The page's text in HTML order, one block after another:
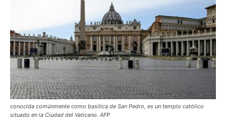
conocida comúnmente como basílica de San Pedro, es un templo católico
situado en la Ciudad del Vaticano. AFP